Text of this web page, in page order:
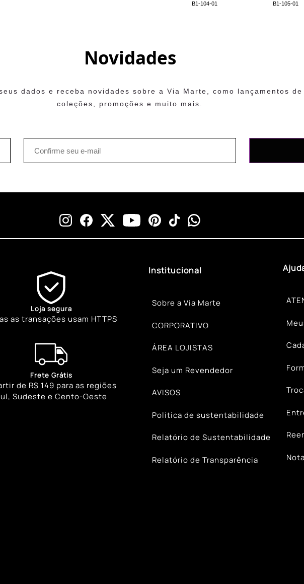
B1-104-01 B1-105-01
Novidades
dados e receba novidades sobre a Via Marte, como lançamentos de
coleções, promoções e muito mais.
Loja segura
as transações usam HTTPS
Frete Grátis
de R$ 149 para as regiões
Sudeste e Cento-Oeste
Institucional
Sobre a Via Marte
CORPORATIVO
ÁREA LOJISTAS
Seja um Revendedor
AVISOS
Política de sustentabilidade
Relatório de Sustentabilidade
Relatório de Transparência